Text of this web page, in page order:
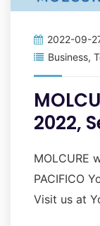
2022-09-
Business,
2022,
MOLCURE
PACIFICO
Visit us at